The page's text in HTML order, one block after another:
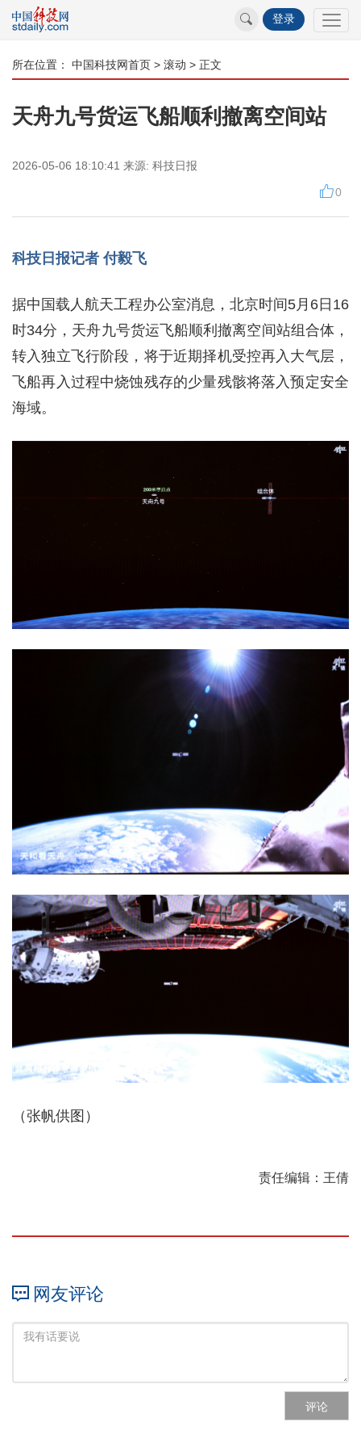
登录
所在位置： 中国科技网首页 > 滚动 > 正文
天舟九号货运飞船顺利撤离空间站
2026-05-06 18:10:41 来源: 科技日报
0
科技日报记者 付毅飞
据中国载人航天工程办公室消息，北京时间5月6日16
时34分，天舟九号货运飞船顺利撤离空间站组合体，
转入独立飞行阶段，将于近期择机受控再入大气层，
飞船再入过程中烧蚀残存的少量残骸将落入预定安全
海域。
（张帆供图）
责任编辑：王倩
网友评论
评论